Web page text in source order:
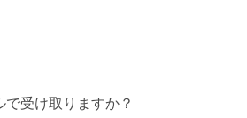
受け取りますか？